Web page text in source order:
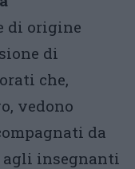
di origine
di
che,
vedono
da
insegnanti